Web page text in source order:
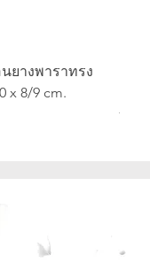
ยางพาราทรง
x 8/9 cm.
價格
THB